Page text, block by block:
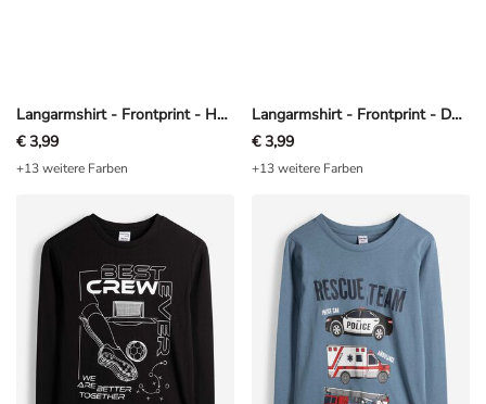
Langarmshirt - Frontprint - Hellgrau
€ 3,99
+13 weitere Farben
Langarmshirt - Frontprint - Dunkelgrün
€ 3,99
+13 weitere Farben